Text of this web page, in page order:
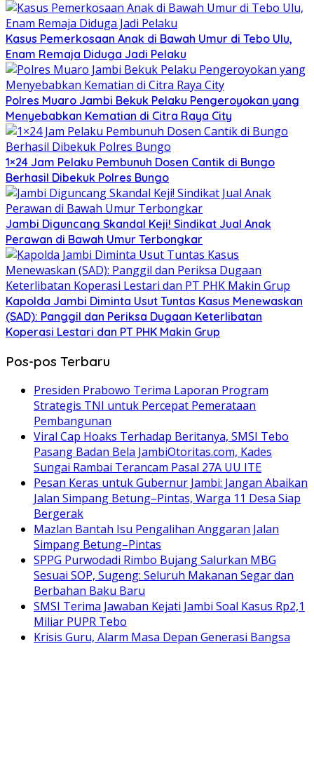
Kasus Pemerkosaan Anak di Bawah Umur di Tebo Ulu,
Enam Remaja Diduga Jadi Pelaku
Polres Muaro Jambi Bekuk Pelaku Pengeroyokan yang
Menyebabkan Kematian di Citra Raya City
1×24 Jam Pelaku Pembunuh Dosen Cantik di Bungo
Berhasil Dibekuk Polres Bungo
Jambi Diguncang Skandal Keji! Sindikat Jual Anak
Perawan di Bawah Umur Terbongkar
Kapolda Jambi Diminta Usut Tuntas Kasus Menewaskan
(SAD): Panggil dan Periksa Dugaan Keterlibatan
Koperasi Lestari dan PT PHK Makin Grup
Pos-pos Terbaru
Presiden Prabowo Terima Laporan Program
Strategis TNI untuk Percepat Pemerataan
Pembangunan
Viral Cap Hoaks Terhadap Beritanya, SMSI Tebo
Pasang Badan Bela JambiOtoritas.com, Kades
Sungai Rambai Terancam Pasal 27A UU ITE
Pesan Keras untuk Gubernur Jambi: Jangan Abaikan
Jalan Simpang Betung–Pintas, Warga 11 Desa Siap
Bergerak
Mazlan Bantah Isu Pengalihan Anggaran Jalan
Simpang Betung–Pintas
SPPG Purwodadi Rimbo Bujang Salurkan MBG
Sesuai SOP, Sugeng: Seluruh Makanan Segar dan
Berbahan Baku Baru
SMSI Terima Jawaban Kejati Jambi Soal Kasus Rp2,1
Miliar PUPR Tebo
Krisis Guru, Alarm Masa Depan Generasi Bangsa